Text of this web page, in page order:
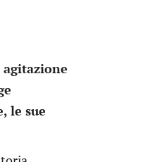
le sue